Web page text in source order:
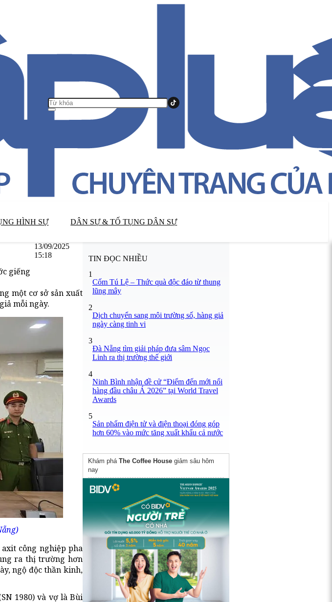
HÌNH SỰ DÂN SỰ & TỐ TỤNG DÂN SỰ
13/09/2025
15:18
giếng
một cơ sở sản xuất
mỗi ngày.
công nghiệp pha
ra thị trường hơn
ngộ độc thần kinh,
1980) và vợ là Bùi
TIN ĐỌC NHIỀU
1
Cốm Tú Lệ – Thức quà độc đáo từ thung
lũng mây
2
Dịch chuyển sang môi trường số, hàng giả
ngày càng tinh vi
3
Đà Nẵng tìm giải pháp đưa sâm Ngọc
Linh ra thị trường thế giới
4
Ninh Bình nhận đề cử “Điểm đến mới nổi
hàng đầu châu Á 2026” tại World Travel
Awards
5
Sản phẩm điện tử và điện thoại đóng góp
hơn 60% vào mức tăng xuất khẩu cả nước
Khám phá The Coffee House giảm sâu hôm
nay